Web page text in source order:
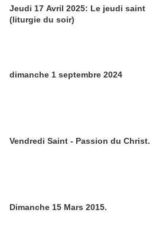
Jeudi 17 Avril 2025: Le jeudi saint
(liturgie du soir)
dimanche 1 septembre 2024
Vendredi Saint - Passion du Christ.
Dimanche 15 Mars 2015.